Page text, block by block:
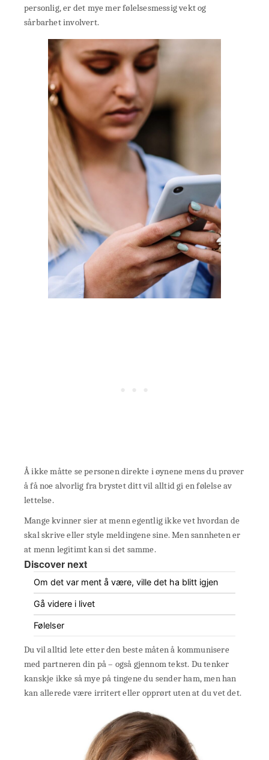
personlig, er det mye mer følelsesmessig vekt og
sårbarhet involvert.
Å ikke måtte se personen direkte i øynene mens du prøver
å få noe alvorlig fra brystet ditt vil alltid gi en følelse av
lettelse.
Mange kvinner sier at menn egentlig ikke vet hvordan de
skal skrive eller style meldingene sine. Men sannheten er
at menn legitimt kan si det samme.
Discover next
Om det var ment å være, ville det ha blitt igjen
Gå videre i livet
Følelser
Du vil alltid lete etter den beste måten å kommunisere
med partneren din på – også gjennom tekst. Du tenker
kanskje ikke så mye på tingene du sender ham, men han
kan allerede være irritert eller opprørt uten at du vet det.